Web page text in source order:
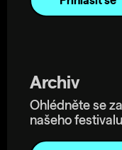
Archiv
Ohlédněte se
našeho